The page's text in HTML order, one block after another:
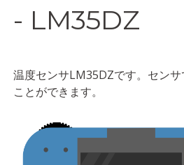
- LM35DZ
温度センサLM35DZです。セン
ことができます。